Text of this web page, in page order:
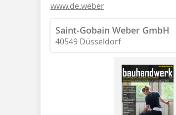
www.de.weber
Saint-Gobain Weber GmbH
40549 Düsseldorf